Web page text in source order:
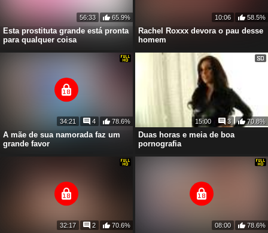
Esta prostituta grande está pronta
para qualquer coisa
56:33 65.9%
Rachel Roxxx devora o pau desse
homem
10:06 58.5%
A mãe de sua namorada faz um
grande favor
34:21 4 78.6%
Duas horas e meia de boa
pornografia
15:00 3 70.8%
32:17 2 70.6% 08:00 78.6%